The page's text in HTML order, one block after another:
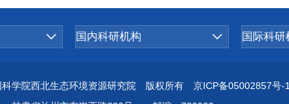
科学院西北生态环境资源研究院 版权所有 京ICP备05002857号-1